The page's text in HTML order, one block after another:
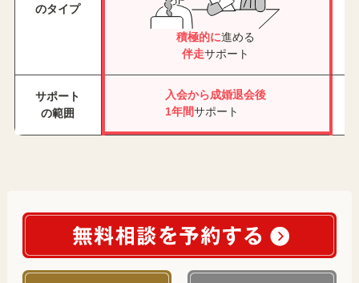
のタイプ
積極的に進める
伴走サポート
サポート
の範囲
入会から成婚退会後
1年間サポート